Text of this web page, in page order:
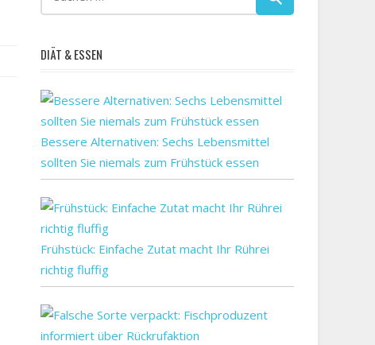
DIÄT & ESSEN
Bessere Alternativen: Sechs Lebensmittel
sollten Sie niemals zum Frühstück essen
Frühstück: Einfache Zutat macht Ihr Rührei
richtig fluffig